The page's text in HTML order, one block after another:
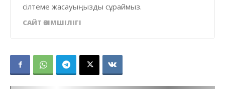
сілтеме жасауыңызды сұраймыз.
САЙТ ӘКІМШІЛІГІ